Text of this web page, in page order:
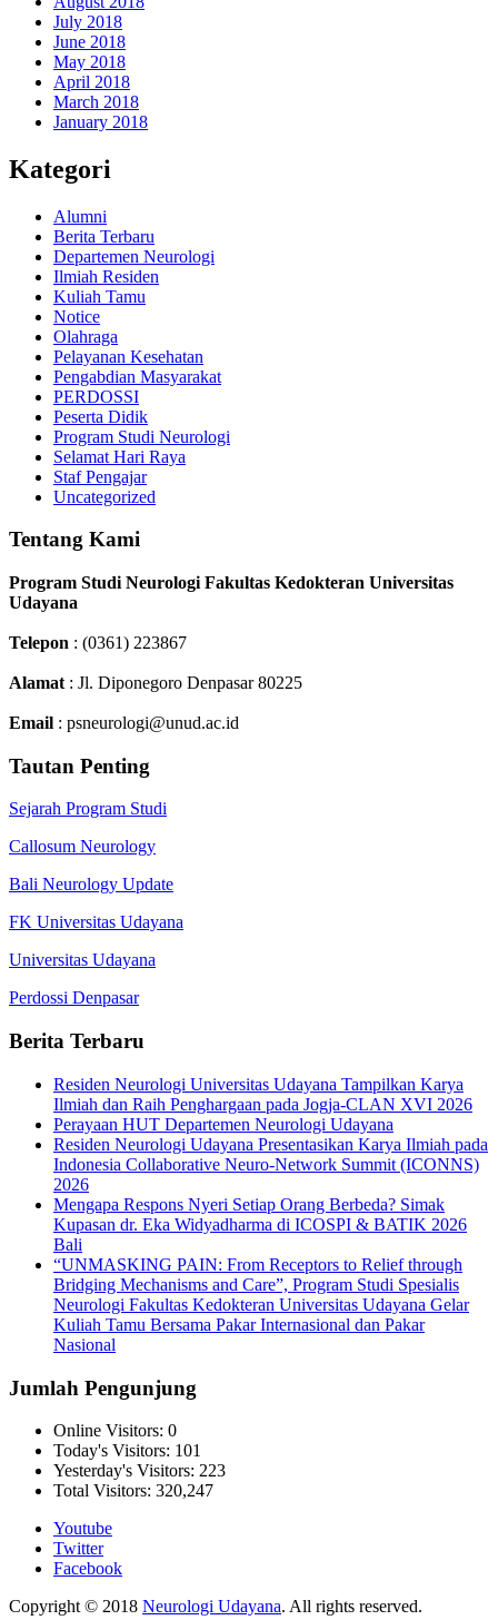
July 2018
June 2018
May 2018
April 2018
March 2018
January 2018
Kategori
Alumni
Berita Terbaru
Departemen Neurologi
Ilmiah Residen
Kuliah Tamu
Notice
Olahraga
Pelayanan Kesehatan
Pengabdian Masyarakat
PERDOSSI
Peserta Didik
Program Studi Neurologi
Selamat Hari Raya
Staf Pengajar
Uncategorized
Tentang Kami
Program Studi Neurologi Fakultas Kedokteran Universitas
Udayana
Telepon : (0361) 223867
Alamat : Jl. Diponegoro Denpasar 80225
Email : psneurologi@unud.ac.id
Tautan Penting
Sejarah Program Studi
Callosum Neurology
Bali Neurology Update
FK Universitas Udayana
Universitas Udayana
Perdossi Denpasar
Berita Terbaru
Residen Neurologi Universitas Udayana Tampilkan Karya
Ilmiah dan Raih Penghargaan pada Jogja-CLAN XVI 2026
Perayaan HUT Departemen Neurologi Udayana
Residen Neurologi Udayana Presentasikan Karya Ilmiah pada
Indonesia Collaborative Neuro-Network Summit (ICONNS)
2026
Mengapa Respons Nyeri Setiap Orang Berbeda? Simak
Kupasan dr. Eka Widyadharma di ICOSPI & BATIK 2026
Bali
“UNMASKING PAIN: From Receptors to Relief through
Bridging Mechanisms and Care”, Program Studi Spesialis
Neurologi Fakultas Kedokteran Universitas Udayana Gelar
Kuliah Tamu Bersama Pakar Internasional dan Pakar
Nasional
Jumlah Pengunjung
Online Visitors: 0
Today's Visitors: 101
Yesterday's Visitors: 223
Total Visitors: 320,247
Youtube
Twitter
Facebook
Copyright © 2018 Neurologi Udayana. All rights reserved.